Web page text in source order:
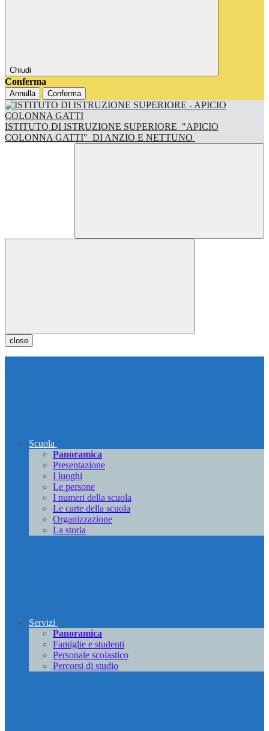
Chiudi
Conferma
Annulla Conferma
ISTITUTO DI ISTRUZIONE SUPERIORE "APICIO
COLONNA GATTI" DI ANZIO E NETTUNO
close
Scuola
Panoramica
Presentazione
I luoghi
Le persone
I numeri della scuola
Le carte della scuola
Organizzazione
La storia
Servizi
Panoramica
Famiglie e studenti
Personale scolastico
Percorsi di studio